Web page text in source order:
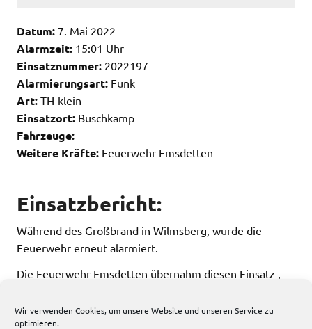
Wir verwenden Cookies, um unsere Website und unseren Service zu
optimieren.
Datum: 7. Mai 2022
Alarmzeit: 15:01 Uhr
Einsatznummer: 2022197
Alarmierungsart: Funk
Art: TH-klein
Einsatzort: Buschkamp
Fahrzeuge:
Weitere Kräfte: Feuerwehr Emsdetten
Einsatzbericht:
Während des Großbrand in Wilmsberg, wurde die
Feuerwehr erneut alarmiert.
Die Feuerwehr Emsdetten übernahm diesen Einsatz ,